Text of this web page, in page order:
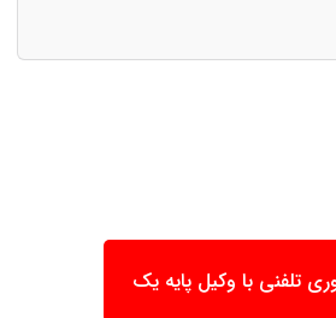
تلفنی با وکیل پایه یک